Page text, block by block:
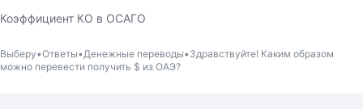
Коэффициент КО в ОСАГО
Выберу Ответы Денежные переводы Здравствуйте! Каким образом
можно перевести получить $ из ОАЭ?